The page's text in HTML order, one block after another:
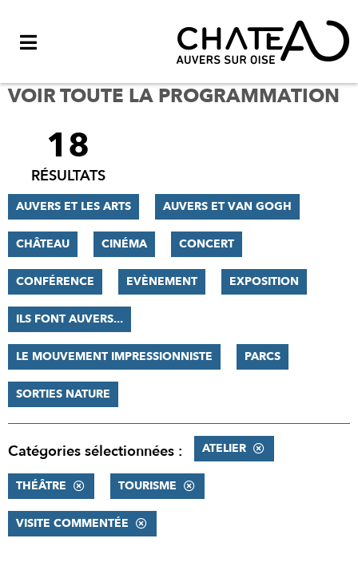
VOIR TOUTE LA PROGRAMMATION
FILTRER
RÉSULTATS
18
RÉSULTATS
AUVERS ET LES ARTS AUVERS ET VAN GOGH
CHÂTEAU CINÉMA CONCERT
CONFÉRENCE EVÈNEMENT EXPOSITION
ILS FONT AUVERS...
LE MOUVEMENT IMPRESSIONNISTE PARCS
SORTIES NATURE
Catégories sélectionnées : ATELIER
THÉÂTRE TOURISME
VISITE COMMENTÉE